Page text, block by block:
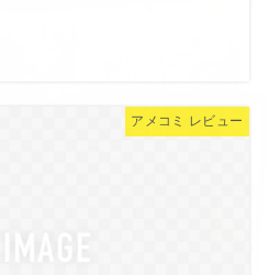
アメコミ レビュー